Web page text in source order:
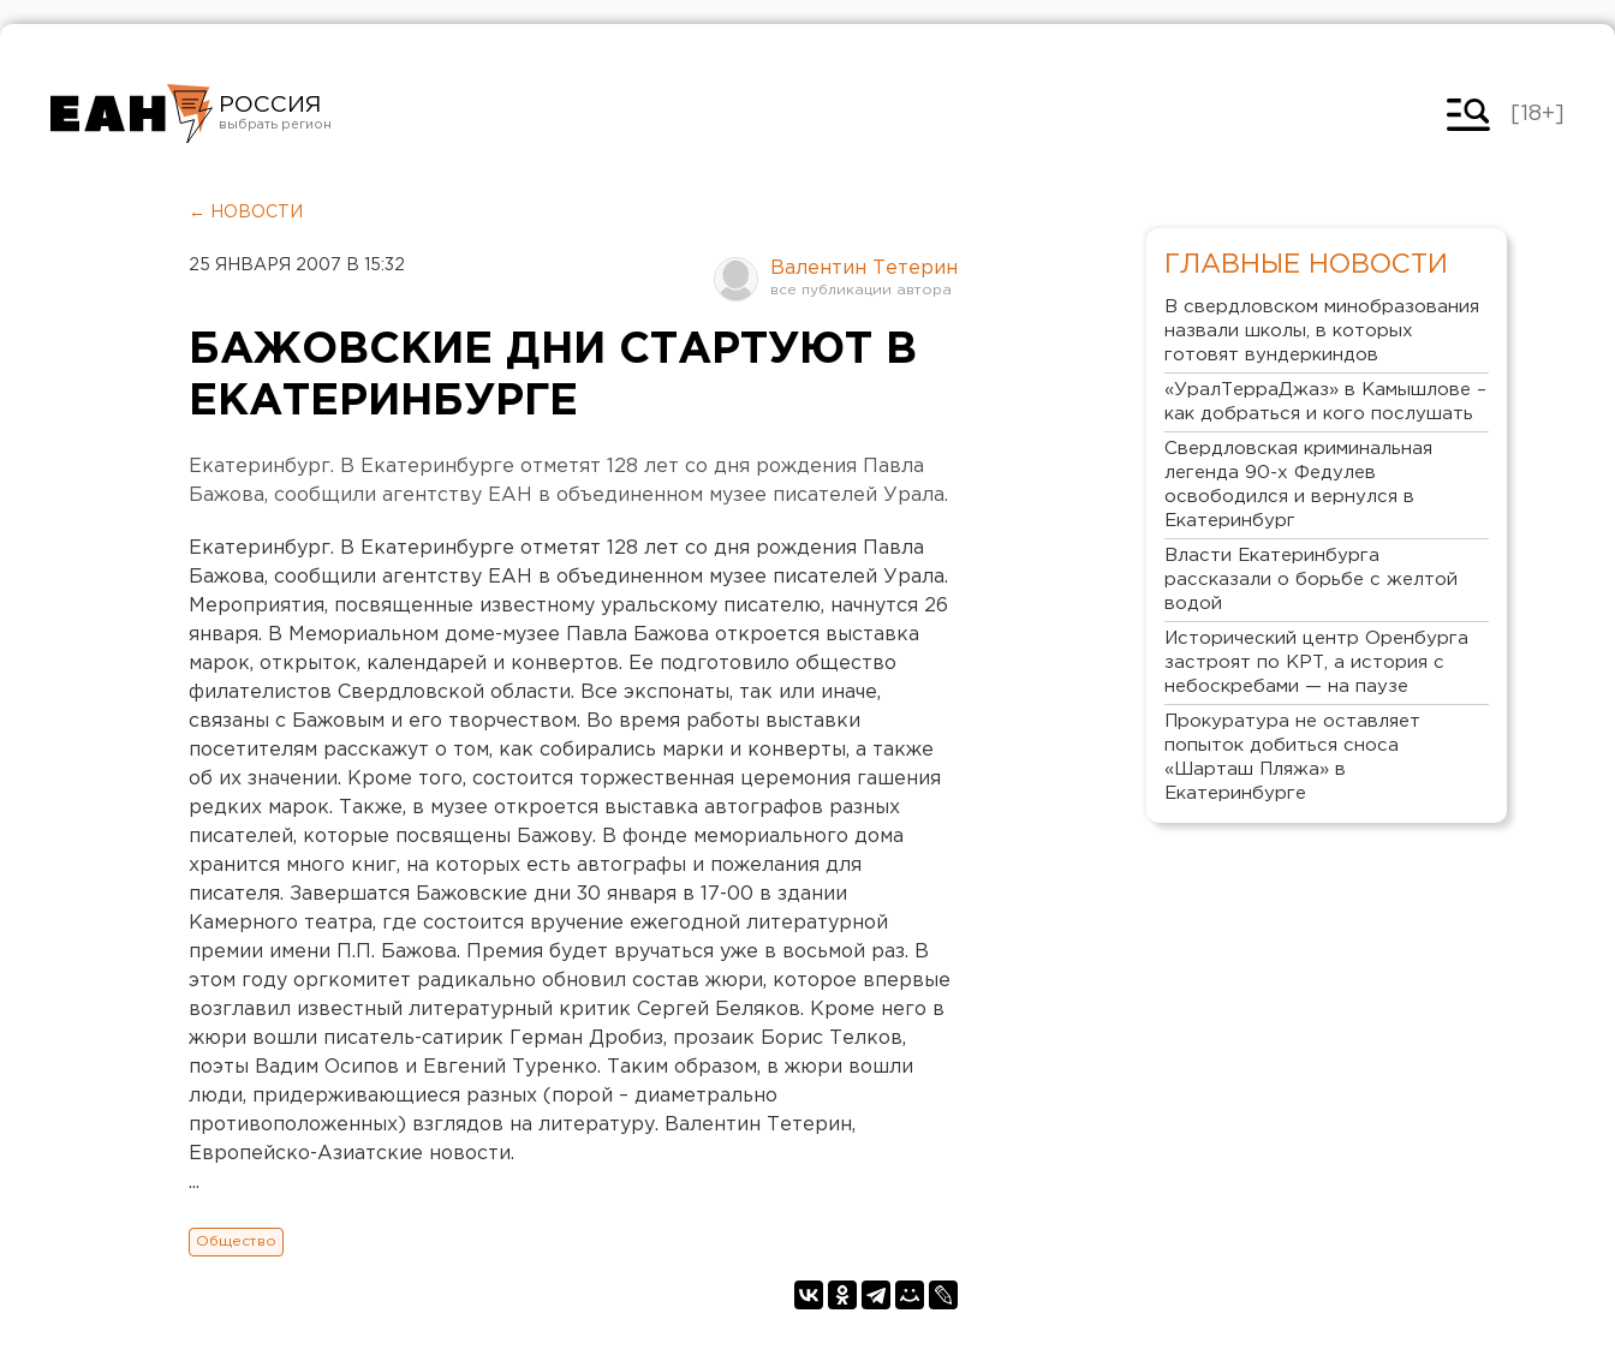
РОССИЯ
Челябинск
[18+]
← НОВОСТИ
25 ЯНВАРЯ 2007 В 15:32 Валентин Тетерин
БАЖОВСКИЕ ДНИ СТАРТУЮТ В
ЕКАТЕРИНБУРГЕ
Екатеринбург. В Екатеринбурге отметят 128 лет со дня рождения Павла
Бажова, сообщили агентству ЕАН в объединенном музее писателей Урала.
Екатеринбург. В Екатеринбурге отметят 128 лет со дня рождения Павла
Бажова, сообщили агентству ЕАН в объединенном музее писателей Урала.
Мероприятия, посвященные известному уральскому писателю, начнутся 26
января. В Мемориальном доме-музее Павла Бажова откроется выставка
марок, открыток, календарей и конвертов. Ее подготовило общество
филателистов Свердловской области. Все экспонаты, так или иначе,
связаны с Бажовым и его творчеством. Во время работы выставки
посетителям расскажут о том, как собирались марки и конверты, а также
об их значении. Кроме того, состоится торжественная церемония гашения
редких марок. Также, в музее откроется выставка автографов разных
писателей, которые посвящены Бажову. В фонде мемориального дома
хранится много книг, на которых есть автографы и пожелания для
писателя. Завершатся Бажовские дни 30 января в 17-00 в здании
Камерного театра, где состоится вручение ежегодной литературной
премии имени П.П. Бажова. Премия будет вручаться уже в восьмой раз. В
этом году оргкомитет радикально обновил состав жюри, которое впервые
возглавил известный литературный критик Сергей Беляков. Кроме него в
жюри вошли писатель-сатирик Герман Дробиз, прозаик Борис Телков,
поэты Вадим Осипов и Евгений Туренко. Таким образом, в жюри вошли
люди, придерживающиеся разных (порой – диаметрально
противоположенных) взглядов на литературу. Валентин Тетерин,
Европейско-Азиатские новости.
...
Общество
ГЛАВНЫЕ НОВОСТИ
В свердловском минобразования
назвали школы, в которых
готовят вундеркиндов
«УралТерраДжаз» в Камышлове –
как добраться и кого послушать
Свердловская криминальная
легенда 90-х Федулев
освободился и вернулся в
Екатеринбург
Власти Екатеринбурга
рассказали о борьбе с желтой
водой
Исторический центр Оренбурга
застроят по КРТ, а история с
небоскребами — на паузе
Прокуратура не оставляет
попыток добиться сноса
«Шарташ Пляжа» в
Екатеринбурге